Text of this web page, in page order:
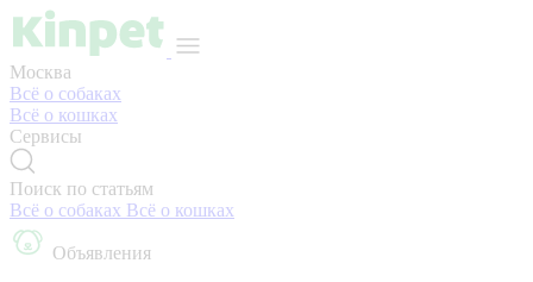
Москва
Всё о собаках
Всё о кошках
Сервисы
Поиск по статьям
Всё о собаках Всё о кошках
Объявления